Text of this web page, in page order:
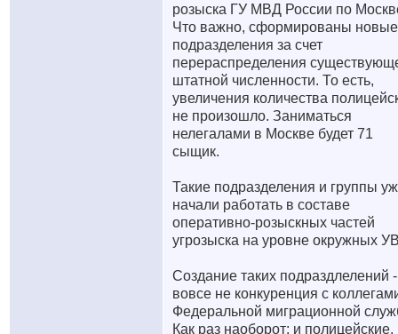
розыска ГУ МВД России по
Что важно, сформированы новые
подразделения за счет
перераспределения
штатной численности. То есть,
увеличения количества
не произошло. Заниматься
нелегалами в Москве будет 71
сыщик.
Такие подразделения и группы
начали работать в составе
оперативно-розыскных частей
угрозыска на уровне окружных
Создание таких подраздлелений -
вовсе не конкуренция с
Федеральной миграционной
Как раз наоборот: и полицейские,